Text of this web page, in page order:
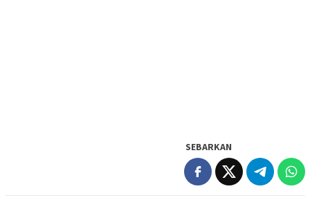
SEBARKAN